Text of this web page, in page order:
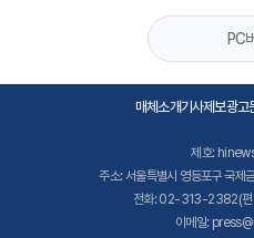
PC
매체소개기사제보광고
제호:
주소: 서울특별시 영등포구 국제
전화: 02-313-2382(
이메일: